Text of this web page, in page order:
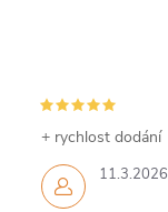
11.3.2026
+ rychlost dodání